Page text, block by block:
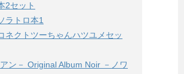
2セット
ラトロ本1
ネクトツーちゃんハツユメセッ
ン－ Original Album Noir －ノワ